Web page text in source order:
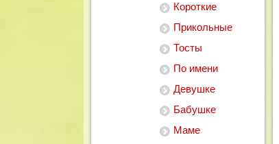
Короткие
Прикольные
Тосты
По имени
Девушке
Бабушке
Маме